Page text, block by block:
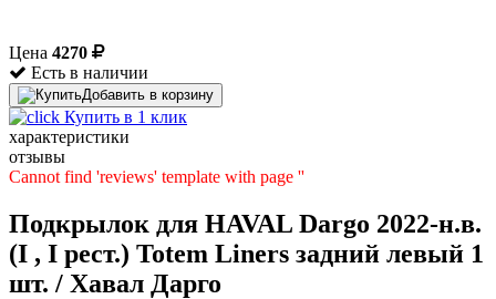
Цена 4270
Есть в наличии
Добавить в корзину
Купить в 1 клик
характеристики
отзывы
Cannot find 'reviews' template with page ''
Подкрылок для HAVAL Dargo 2022-н.в.
(I , I рест.) Totem Liners задний левый 1
шт. / Хавал Дарго